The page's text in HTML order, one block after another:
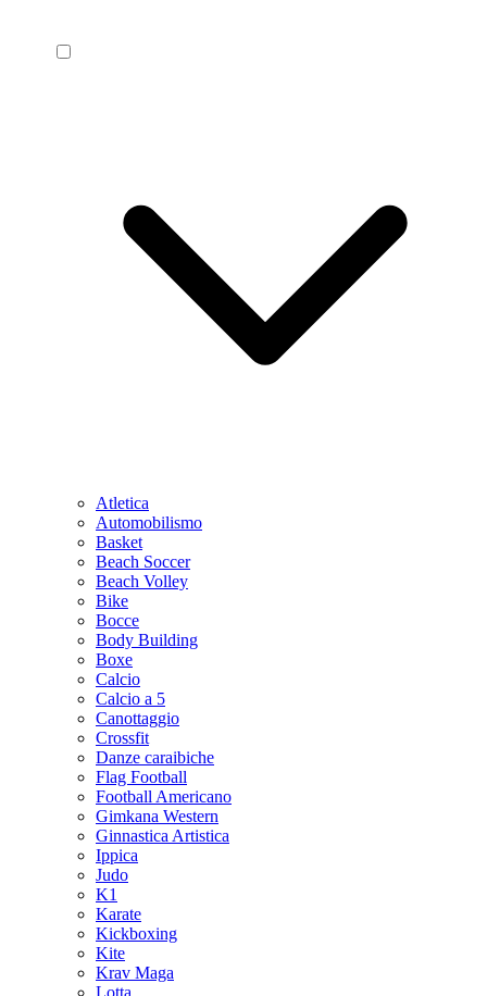
Atletica
Automobilismo
Basket
Beach Soccer
Beach Volley
Bike
Bocce
Body Building
Boxe
Calcio
Calcio a 5
Canottaggio
Crossfit
Danze caraibiche
Flag Football
Football Americano
Gimkana Western
Ginnastica Artistica
Ippica
Judo
K1
Karate
Kickboxing
Kite
Krav Maga
Lotta